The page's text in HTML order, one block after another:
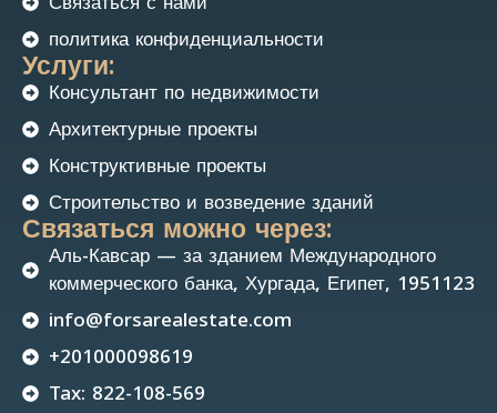
политика конфиденциальности
Услуги:
Консультант по недвижимости
Архитектурные проекты
Конструктивные проекты
Строительство и возведение зданий
Связаться можно через:
Аль-Кавсар — за зданием Международного
коммерческого банка, Хургада, Египет, 1951123
info@forsarealestate.com
+201000098619
Tax: 822-108-569